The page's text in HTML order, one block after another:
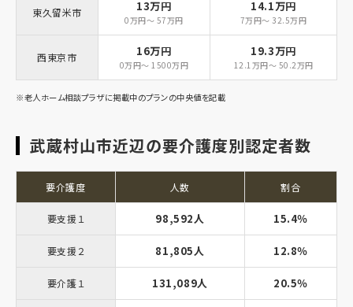
東久留米市 13万円
0万円～ 57万円
14.1万円
7万円～ 32.5万円
西東京市 16万円
0万円～ 1500万円
19.3万円
12.1万円～ 50.2万円
※老人ホーム相談プラザに掲載中のプランの中央値を記載
武蔵村山市近辺の要介護度別認定者数
要介護度 人数 割合
要支援１ 98,592人 15.4％
要支援２ 81,805人 12.8％
要介護１ 131,089人 20.5％